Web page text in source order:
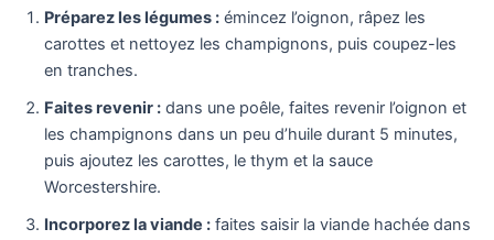
Préparez les légumes : émincez l’oignon, râpez les
carottes et nettoyez les champignons, puis coupez-les
en tranches.
Faites revenir : dans une poêle, faites revenir l’oignon et
les champignons dans un peu d’huile durant 5 minutes,
puis ajoutez les carottes, le thym et la sauce
Worcestershire.
Incorporez la viande : faites saisir la viande hachée dans